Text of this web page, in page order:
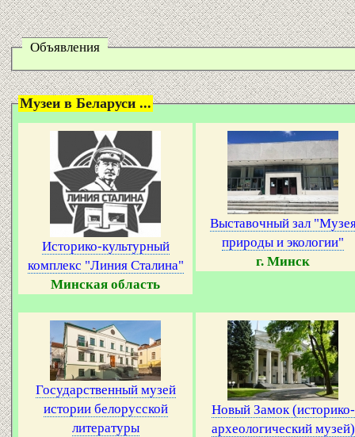
Объявления
Музеи в Беларуси ...
Историко-культурный
комплекс "Линия Сталина"
Минская область
Выставочный зал
природы и экологии"
г. Минск
Государственный музей
истории белорусской
литературы
Новый Замок (историко-
археологический музей)